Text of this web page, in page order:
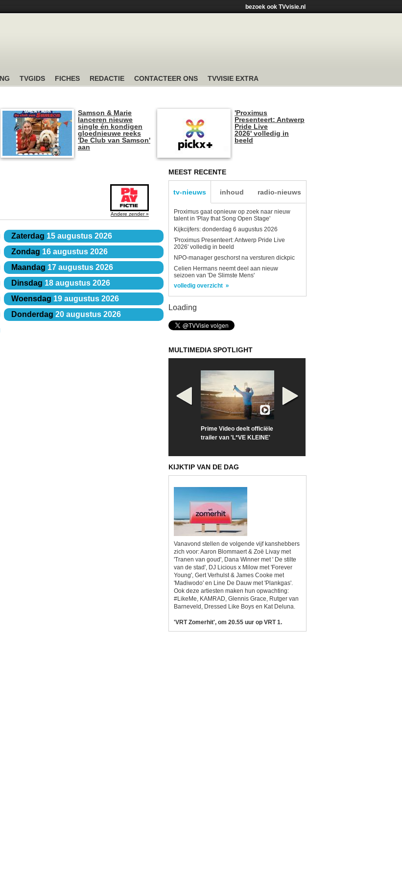
bezoek ook TVvisie.nl
TVGIDS FICHES REDACTIE CONTACTEER ONS TVVISIE EXTRA
Samson & Marie
lanceren nieuwe
single én kondigen
gloednieuwe reeks
'De Club van Samson'
aan
'Proximus
Presenteert: Antwerp
Pride Live
2026' volledig in
beeld
Andere zender »
Zaterdag 15 augustus 2026
Zondag 16 augustus 2026
Maandag 17 augustus 2026
Dinsdag 18 augustus 2026
Woensdag 19 augustus 2026
Donderdag 20 augustus 2026
MEEST RECENTE
tv-nieuws inhoud radio-nieuws
Proximus gaat opnieuw op zoek naar nieuw
talent in 'Play that Song Open Stage'
Kijkcijfers: donderdag 6 augustus 2026
'Proximus Presenteert: Antwerp Pride Live
2026' volledig in beeld
NPO-manager geschorst na versturen dickpic
Celien Hermans neemt deel aan nieuw
seizoen van 'De Slimste Mens'
volledig overzicht
Loading
MULTIMEDIA SPOTLIGHT
Prime Video deelt officiële
trailer van 'L*VE KLEINE'
KIJKTIP VAN DE DAG
Vanavond stellen de volgende vijf kanshebbers
zich voor: Aaron Blommaert & Zoë Livay met
'Tranen van goud', Dana Winner met ' De stilte
van de stad', DJ Licious x Milow met 'Forever
Young', Gert Verhulst & James Cooke met
'Madiwodo' en Line De Dauw met 'Plankgas'.
Ook deze artiesten maken hun opwachting:
#LikeMe, KAMRAD, Glennis Grace, Rutger van
Barneveld, Dressed Like Boys en Kat Deluna.
'VRT Zomerhit', om 20.55 uur op VRT 1.